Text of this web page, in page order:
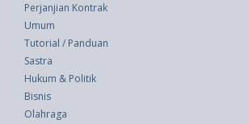
Perjanjian Kontrak
Umum
Tutorial / Panduan
Sastra
Hukum & Politik
Bisnis
Olahraga